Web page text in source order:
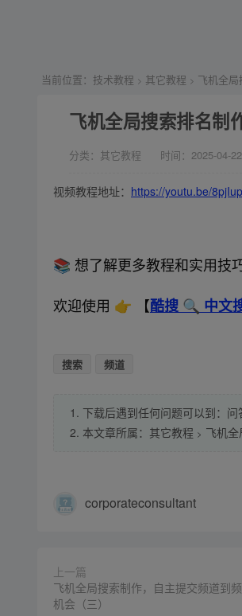
当前位置： 技术教程 > 其它教程 > 飞机全局
飞机全局搜索排名制
分类：其它教程 时间：2025-04-
视频教程地址： https://youtu.be/
📚 想了解更多教程和实用技
欢迎使用 👉 【酷搜 🔍 中文
搜索 频道
1. 下载后遇到任何问题可以到：
2. 本文章所属： 其它教程 > 飞机全
corporateconsultant
上一篇
飞机全局搜索制作，自主提交频道到
机会（三）